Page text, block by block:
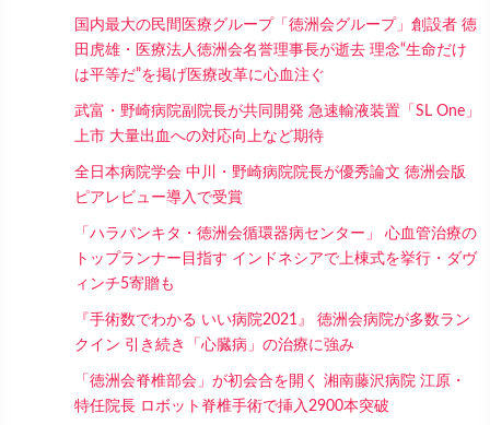
国内最大の民間医療グループ「徳洲会グループ」創設者 徳
田虎雄・医療法人徳洲会名誉理事長が逝去 理念“生命だけ
は平等だ”を掲げ医療改革に心血注ぐ
武富・野崎病院副院長が共同開発 急速輸液装置「SL One」
上市 大量出血への対応向上など期待
全日本病院学会 中川・野崎病院院長が優秀論文 徳洲会版
ピアレビュー導入で受賞
「ハラパンキタ・徳洲会循環器病センター」 心血管治療の
トップランナー目指す インドネシアで上棟式を挙行・ダヴ
ィンチ5寄贈も
『手術数でわかる いい病院2021』 徳洲会病院が多数ラン
クイン 引き続き「心臓病」の治療に強み
「徳洲会脊椎部会」が初会合を開く 湘南藤沢病院 江原・
特任院長 ロボット脊椎手術で挿入2900本突破